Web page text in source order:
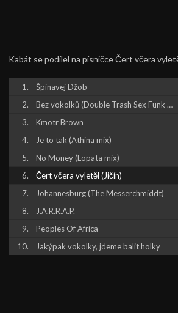
Kabát se podílel na písničce Čert včera
Špinavej Džob
Bez vokolků (Double Trash Sex Funk Mix)
Kmotr Brown
Je to tak (Athina mix)
No Money (Lopata mix)
Čert včera vyletěl (Jičín)
Johannesburg (The Messerchmiddt)
J.A.R.R.A.P.
Peoples Of Africa
Jakýpak vokolky, jdeme balit holky